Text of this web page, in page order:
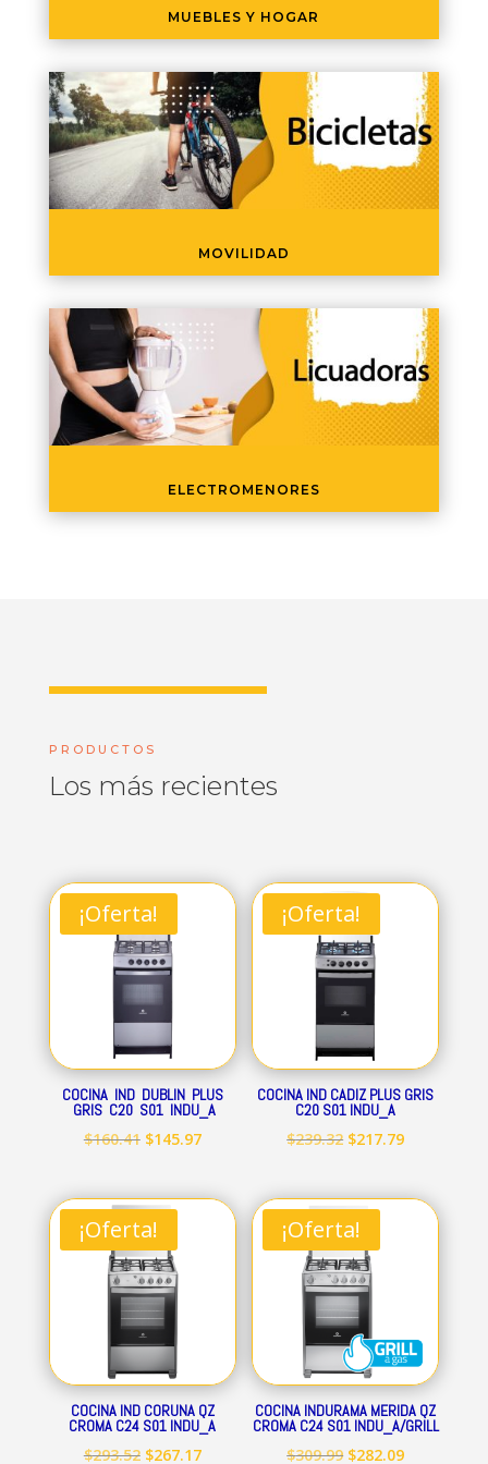
MUEBLES Y HOGAR
MOVILIDAD
ELECTROMENORES
PRODUCTOS
Los más recientes
¡Oferta!
COCINA IND DUBLIN PLUS
GRIS C20 S01 INDU_A
$160.41 El
original
era:
$160.41.
$145.97El
actual
¡Oferta!
COCINA IND CADIZ PLUS GRIS
C20 S01 INDU_A
$239.32 El
original
era:
$239.32.
$217.79El
actual
¡Oferta!
COCINA IND CORUNA QZ
CROMA C24 S01 INDU_A
$293.52 El
$267.17El
¡Oferta!
COCINA INDURAMA MERIDA QZ
CROMA C24 S01 INDU_A/GRILL
$309.99 El
$282.09El